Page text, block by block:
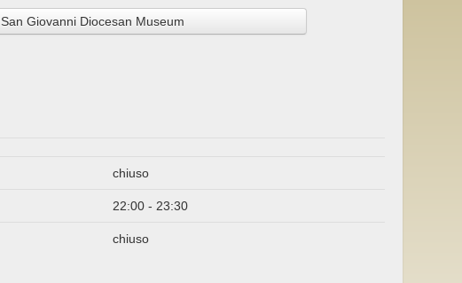
San Giovanni Diocesan Museum
chiuso
22:00 - 23:30
chiuso